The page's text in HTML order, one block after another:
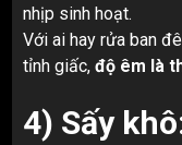
nhịp sinh hoạt.
Với ai hay rửa ban
tỉnh giấc, độ êm là
4) Sấy